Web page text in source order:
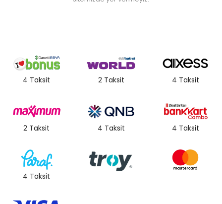
4 Taksit 2 Taksit 4 Taksit
2 Taksit 4 Taksit 4 Taksit
4 Taksit